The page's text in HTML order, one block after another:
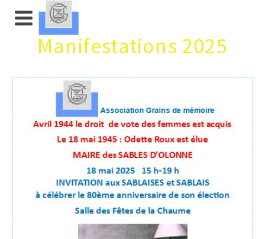
Manifestations 2025